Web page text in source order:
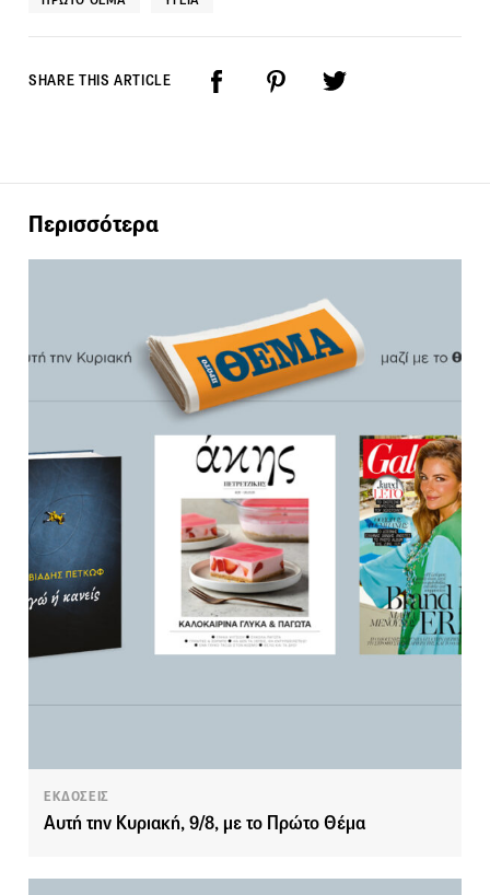
SHARE THIS ARTICLE
Περισσότερα
ΕΚΔΟΣΕΙΣ
Αυτή την Κυριακή, 9/8, με το Πρώτο Θέμα